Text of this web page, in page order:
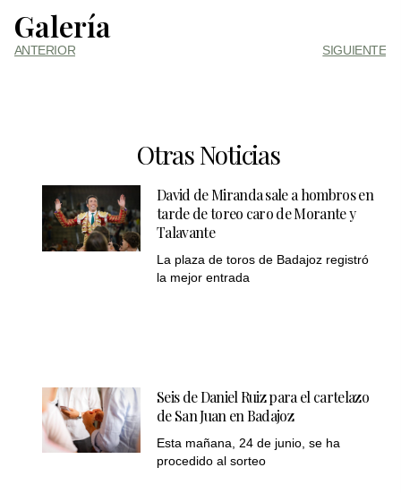
Galería
ANTERIOR SIGUIENTE
Otras Noticias
David de Miranda sale a hombros en
tarde de toreo caro de Morante y
Talavante
La plaza de toros de Badajoz registró
la mejor entrada
Seis de Daniel Ruiz para el cartelazo
de San Juan en Badajoz
Esta mañana, 24 de junio, se ha
procedido al sorteo